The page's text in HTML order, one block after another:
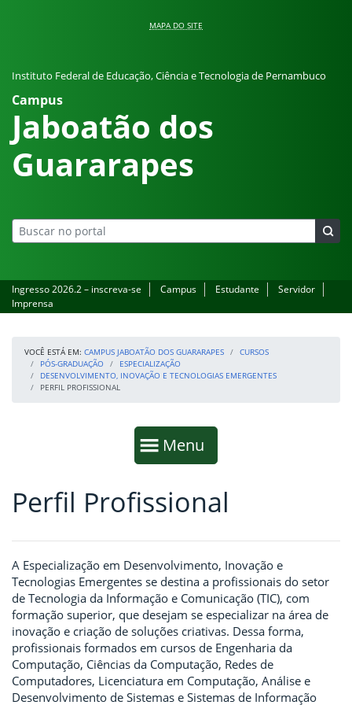
MAPA DO SITE
Instituto Federal de Educação, Ciência e Tecnologia de Pernambuco
Campus
Jaboatão dos
Guararapes
Ingresso 2026.2 – inscreva-se Campus Estudante
Servidor
Imprensa
VOCÊ ESTÁ EM: CAMPUS JABOATÃO DOS GUARARAPES
CURSOS
PÓS-GRADUAÇÃO
ESPECIALIZAÇÃO
DESENVOLVIMENTO, INOVAÇÃO E TECNOLOGIAS EMERGENTES
PERFIL PROFISSIONAL
Mostrar
Menu
Fim da navegação
Início do conteúdo
Perfil Profissional
A Especialização em Desenvolvimento, Inovação e
Tecnologias Emergentes se destina a profissionais do setor
de Tecnologia da Informação e Comunicação (TIC), com
formação superior, que desejam se especializar na área de
inovação e criação de soluções criativas. Dessa forma,
profissionais formados em cursos de Engenharia da
Computação, Ciências da Computação, Redes de
Computadores, Licenciatura em Computação, Análise e
Desenvolvimento de Sistemas e Sistemas de Informação